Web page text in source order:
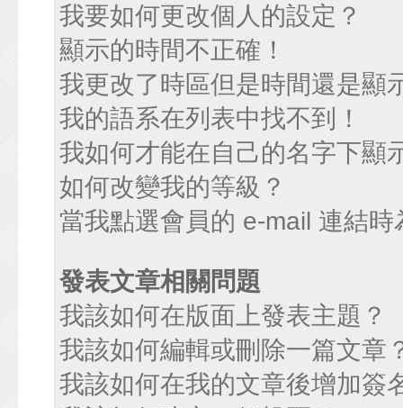
我要如何更改個人的設定？
顯示的時間不正確！
我更改了時區但是時間還是顯
我的語系在列表中找不到！
我如何才能在自己的名字下顯
如何改變我的等級？
當我點選會員的 e-mail 連結
發表文章相關問題
我該如何在版面上發表主題？
我該如何編輯或刪除一篇文章
我該如何在我的文章後增加簽